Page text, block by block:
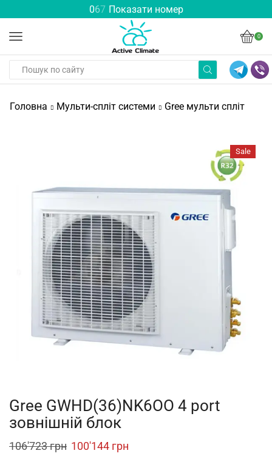
067 Показати номер
0
Головна Мульти-спліт системи Gree мульти спліт
Sale
Gree GWHD(36)NK6OO 4 port
зовнішній блок
106'723грн Original
100'144 грн